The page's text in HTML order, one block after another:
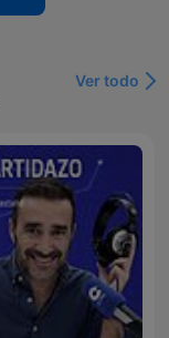
Ver todo